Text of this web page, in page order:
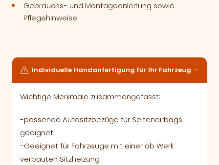
Gebrauchs- und Montageanleitung sowie
Pflegehinweise
Individuelle Handanfertigung für Ihr Fahrzeug
Wichtige Merkmale zusammengefasst:
-passende Autositzbezüge für Seitenairbags
geeignet
-Geeignet für Fahrzeuge mit einer ab Werk
verbauten Sitzheizung